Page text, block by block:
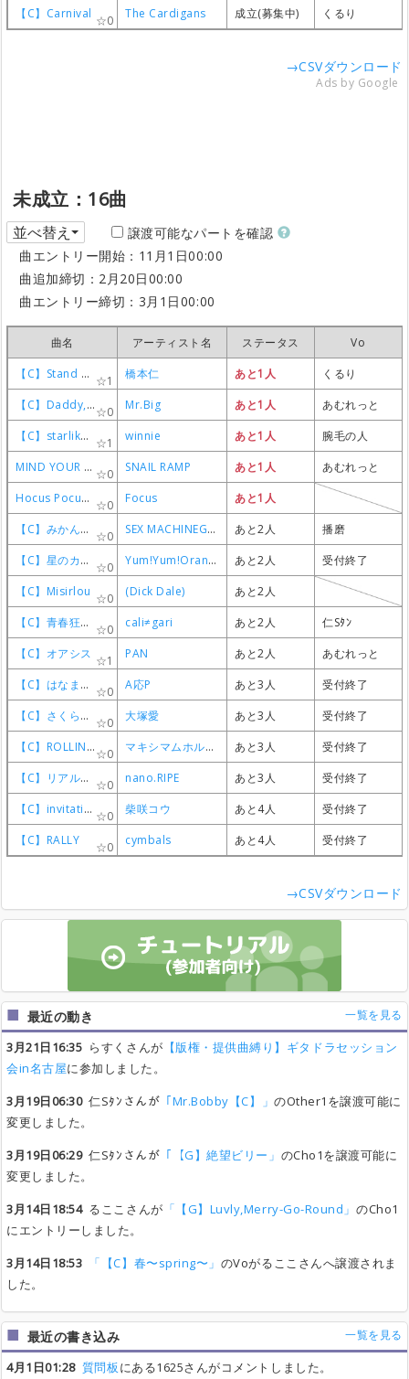
【C】Carnival 0 The Cardigans 成立(募集中) くるり
【C】Carnival 0 The Cardigans 成立(募集中) くるり
【C】Carnival 0 The Cardigans 成立(募集中) くるり
【C】Carnival 0 The Cardigans 成立(募集中) くるり
→CSVダウンロード
Ads by Google
未成立：16曲
並べ替え
譲渡可能なパートを確認
曲エントリー開始：11月1日00:00
曲追加締切：2月20日00:00
曲エントリー締切：3月1日00:00
曲名 アーティスト名 ステータス
Vo
【C】Stand Proud
1 橋本仁 あと1人
くるり
【C】Daddy, Brother, Lover, Little Boy
0 Mr.Big あと1人
あむれっと
【C】starlike stereo
1 winnie あと1人
腕毛の人
MIND YOUR STEP!
0 SNAIL RAMP あと1人
あむれっと
Hocus Pocus【C】
0 Focus
あと1人
【C】みかんのうた
0 SEX MACHINEGUNS あと2人
播磨
【C】星のカケラ
0 Yum!Yum!Orange あと2人
受付終了
【C】Misirlou
0 (Dick Dale)
あと2人
【C】青春狂騒曲
0 cali≠gari あと2人
仁Sﾀﾝ
【C】オアシス
1 PAN あと2人
あむれっと
【C】はなまるぴっぴはよいこだけ
0 A応P あと3人
受付終了
【C】さくらんぼ
0 大塚愛 あと3人
受付終了
【C】ROLLING 1000tOON
0 マキシマムホルモン あと3人
受付終了
【C】リアルワールド
0 nano.RIPE あと3人
受付終了
【C】invitation
0 柴咲コウ あと4人
受付終了
【C】RALLY
0 cymbals あと4人 受付終了
曲名 アーティスト名 ステータス
Vo
【C】Stand Proud
1 橋本仁 あと1人
くるり
【C】Daddy, Brother, Lover, Little Boy
0 Mr.Big あと1人
あむれっと
【C】starlike stereo
1 winnie あと1人
腕毛の人
MIND YOUR STEP!
0 SNAIL RAMP あと1人
あむれっと
Hocus Pocus【C】
0 Focus
あと1人
【C】みかんのうた
0 SEX MACHINEGUNS あと2人
播磨
【C】星のカケラ
0 Yum!Yum!Orange あと2人
受付終了
【C】Misirlou
0 (Dick Dale)
あと2人
【C】青春狂騒曲
0 cali≠gari あと2人
仁Sﾀﾝ
【C】オアシス
1 PAN あと2人
あむれっと
【C】はなまるぴっぴはよいこだけ
0 A応P あと3人
受付終了
【C】さくらんぼ
0 大塚愛 あと3人
受付終了
【C】ROLLING 1000tOON
0 マキシマムホルモン あと3人
受付終了
【C】リアルワールド
0 nano.RIPE あと3人
受付終了
【C】invitation
0 柴咲コウ あと4人
受付終了
【C】RALLY
0 cymbals あと4人 受付終了
曲名 アーティスト名 ステータス
Vo
【C】Stand Proud
1 橋本仁 あと1人
くるり
【C】Daddy, Brother, Lover, Little Boy
0 Mr.Big あと1人
あむれっと
【C】starlike stereo
1 winnie あと1人
腕毛の人
MIND YOUR STEP!
0 SNAIL RAMP あと1人
あむれっと
Hocus Pocus【C】
0 Focus
あと1人
【C】みかんのうた
0 SEX MACHINEGUNS あと2人
播磨
【C】星のカケラ
0 Yum!Yum!Orange あと2人
受付終了
【C】Misirlou
0 (Dick Dale)
あと2人
【C】青春狂騒曲
0 cali≠gari あと2人
仁Sﾀﾝ
【C】オアシス
1 PAN あと2人
あむれっと
【C】はなまるぴっぴはよいこだけ
0 A応P あと3人
受付終了
【C】さくらんぼ
0 大塚愛 あと3人
受付終了
【C】ROLLING 1000tOON
0 マキシマムホルモン あと3人
受付終了
【C】リアルワールド
0 nano.RIPE あと3人
受付終了
【C】invitation
0 柴咲コウ あと4人
受付終了
【C】RALLY
0 cymbals あと4人 受付終了
曲名 アーティスト名 ステータス
Vo
【C】Stand Proud
1 橋本仁 あと1人
くるり
【C】Daddy, Brother, Lover, Little Boy
0 Mr.Big あと1人
あむれっと
【C】starlike stereo
1 winnie あと1人
腕毛の人
MIND YOUR STEP!
0 SNAIL RAMP あと1人
あむれっと
Hocus Pocus【C】
0 Focus
あと1人
【C】みかんのうた
0 SEX MACHINEGUNS あと2人
播磨
【C】星のカケラ
0 Yum!Yum!Orange あと2人
受付終了
【C】Misirlou
0 (Dick Dale)
あと2人
【C】青春狂騒曲
0 cali≠gari あと2人
仁Sﾀﾝ
【C】オアシス
1 PAN あと2人
あむれっと
【C】はなまるぴっぴはよいこだけ
0 A応P あと3人
受付終了
【C】さくらんぼ
0 大塚愛 あと3人
受付終了
【C】ROLLING 1000tOON
0 マキシマムホルモン あと3人
受付終了
【C】リアルワールド
0 nano.RIPE あと3人
受付終了
【C】invitation
0 柴咲コウ あと4人
受付終了
【C】RALLY
0 cymbals あと4人 受付終了
→CSVダウンロード
最近の動き 一覧を見る
3月21日16:35 らすくさんが 【版権・提供曲縛り】ギタドラセッション
会in名古屋に参加しました。
3月19日06:30仁Sﾀﾝさんが 「Mr.Bobby【C】」のOther1を譲渡可能に
変更しました。
3月19日06:29仁Sﾀﾝさんが 「【G】絶望ビリー」 のCho1を譲渡可能に
変更しました。
3月14日18:54るここさんが 「【G】Luvly,Merry-Go-Round」 のCho1
にエントリーしました。
3月14日18:53
「【C】春〜spring〜」 のVoがるここさんへ譲渡されま
した。
最近の書き込み 一覧を見る
4月1日01:28 質問板にある1625さんがコメントしました。